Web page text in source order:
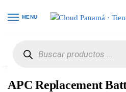
MENU
APC Replacement